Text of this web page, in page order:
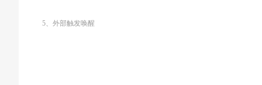
5、外部触发唤醒